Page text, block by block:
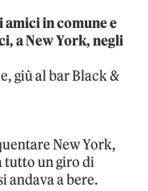
amici in comune e
a New York, negli
giù al bar Black &
New York,
tutto un giro di
andava a bere.